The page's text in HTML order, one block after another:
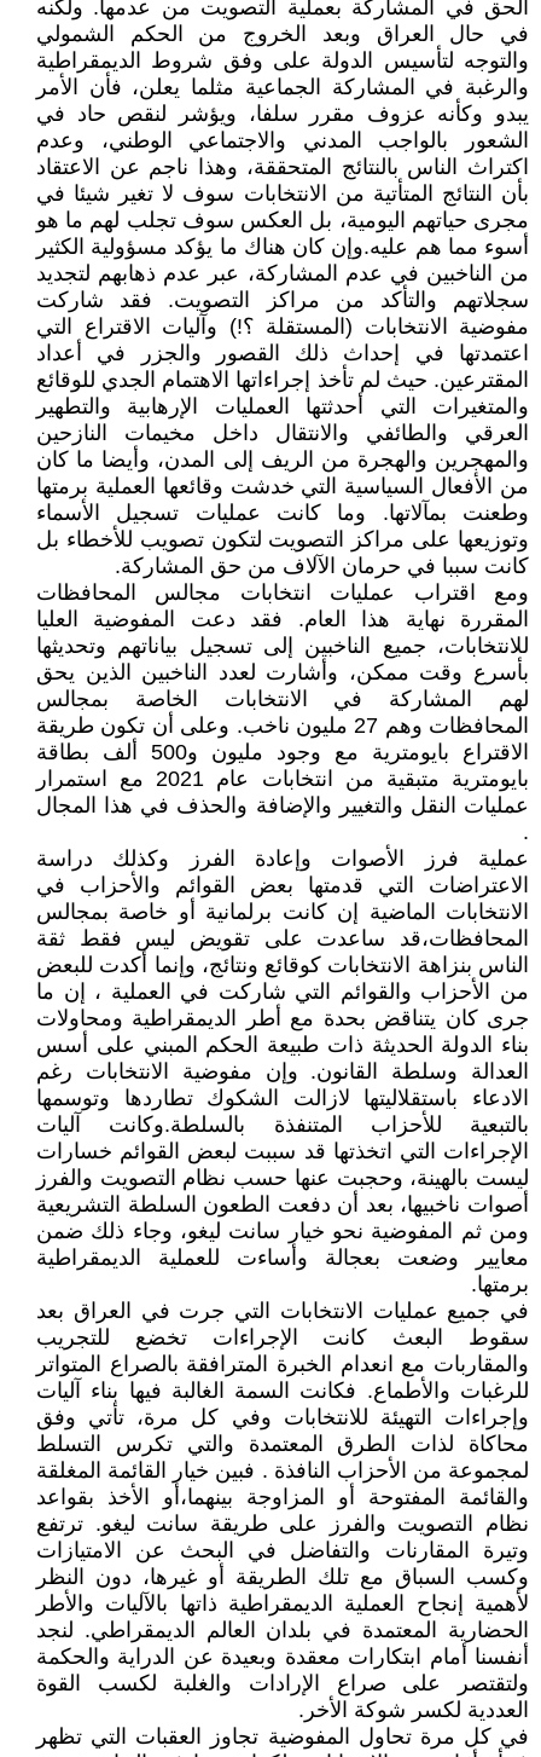
الحق في المشاركة بعملية التصويت من عدمها. ولكنه
في حال العراق وبعد الخروج من الحكم الشمولي
والتوجه لتأسيس الدولة على وفق شروط الديمقراطية
والرغبة في المشاركة الجماعية مثلما يعلن، فأن الأمر
يبدو وكأنه عزوف مقرر سلفا، ويؤشر لنقص حاد في
الشعور بالواجب المدني والاجتماعي الوطني، وعدم
اكتراث الناس بالنتائج المتحققة، وهذا ناجم عن الاعتقاد
بأن النتائج المتأتية من الانتخابات سوف لا تغير شيئا في
مجرى حياتهم اليومية، بل العكس سوف تجلب لهم ما هو
أسوء مما هم عليه.وإن كان هناك ما يؤكد مسؤولية الكثير
من الناخبين في عدم المشاركة، عبر عدم ذهابهم لتجديد
سجلاتهم والتأكد من مراكز التصويت. فقد شاركت
مفوضية الانتخابات (المستقلة ؟!) وآليات الاقتراع التي
اعتمدتها في إحداث ذلك القصور والجزر في أعداد
المقترعين. حيث لم تأخذ إجراءاتها الاهتمام الجدي للوقائع
والمتغيرات التي أحدثتها العمليات الإرهابية والتطهير
العرقي والطائفي والانتقال داخل مخيمات النازحين
والمهجرين والهجرة من الريف إلى المدن، وأيضا ما كان
من الأفعال السياسية التي خدشت وقائعها العملية برمتها
وطعنت بمآلاتها. وما كانت عمليات تسجيل الأسماء
وتوزيعها على مراكز التصويت لتكون تصويب للأخطاء بل
كانت سببا في حرمان الآلاف من حق المشاركة.
ومع اقتراب عمليات انتخابات مجالس المحافظات
المقررة نهاية هذا العام. فقد دعت المفوضية العليا
للانتخابات، جميع الناخبين إلى تسجيل بياناتهم وتحديثها
بأسرع وقت ممكن، وأشارت لعدد الناخبين الذين يحق
لهم المشاركة في الانتخابات الخاصة بمجالس
المحافظات وهم 27 مليون ناخب. وعلى أن تكون طريقة
الاقتراع بايومترية مع وجود مليون و500 ألف بطاقة
بايومترية متبقية من انتخابات عام 2021 مع استمرار
عمليات النقل والتغيير والإضافة والحذف في هذا المجال
.
عملية فرز الأصوات وإعادة الفرز وكذلك دراسة
الاعتراضات التي قدمتها بعض القوائم والأحزاب في
الانتخابات الماضية إن كانت برلمانية أو خاصة بمجالس
المحافظات،قد ساعدت على تقويض ليس فقط ثقة
الناس بنزاهة الانتخابات كوقائع ونتائج، وإنما أكدت للبعض
من الأحزاب والقوائم التي شاركت في العملية ، إن ما
جرى كان يتناقض بحدة مع أطر الديمقراطية ومحاولات
بناء الدولة الحديثة ذات طبيعة الحكم المبني على أسس
العدالة وسلطة القانون. وإن مفوضية الانتخابات رغم
الادعاء باستقلاليتها لازالت الشكوك تطاردها وتوسمها
بالتبعية للأحزاب المتنفذة بالسلطة.وكانت آليات
الإجراءات التي اتخذتها قد سببت لبعض القوائم خسارات
ليست بالهينة، وحجبت عنها حسب نظام التصويت والفرز
أصوات ناخبيها، بعد أن دفعت الطعون السلطة التشريعية
ومن ثم المفوضية نحو خيار سانت ليغو، وجاء ذلك ضمن
معايير وضعت بعجالة وأساءت للعملية الديمقراطية
برمتها.
في جميع عمليات الانتخابات التي جرت في العراق بعد
سقوط البعث كانت الإجراءات تخضع للتجريب
والمقاربات مع انعدام الخبرة المترافقة بالصراع المتواتر
للرغبات والأطماع. فكانت السمة الغالبة فيها بناء آليات
وإجراءات التهيئة للانتخابات وفي كل مرة، تأتي وفق
محاكاة لذات الطرق المعتمدة والتي تكرس التسلط
لمجموعة من الأحزاب النافذة . فبين خيار القائمة المغلقة
والقائمة المفتوحة أو المزاوجة بينهما،أو الأخذ بقواعد
نظام التصويت والفرز على طريقة سانت ليغو. ترتفع
وتيرة المقارنات والتفاضل في البحث عن الامتيازات
وكسب السباق مع تلك الطريقة أو غيرها، دون النظر
لأهمية إنجاح العملية الديمقراطية ذاتها بالآليات والأطر
الحضارية المعتمدة في بلدان العالم الديمقراطي. لنجد
أنفسنا أمام ابتكارات معقدة وبعيدة عن الدراية والحكمة
ولتقتصر على صراع الإرادات والغلبة لكسب القوة
العددية لكسر شوكة الأخر.
في كل مرة تحاول المفوضية تجاوز العقبات التي تظهر